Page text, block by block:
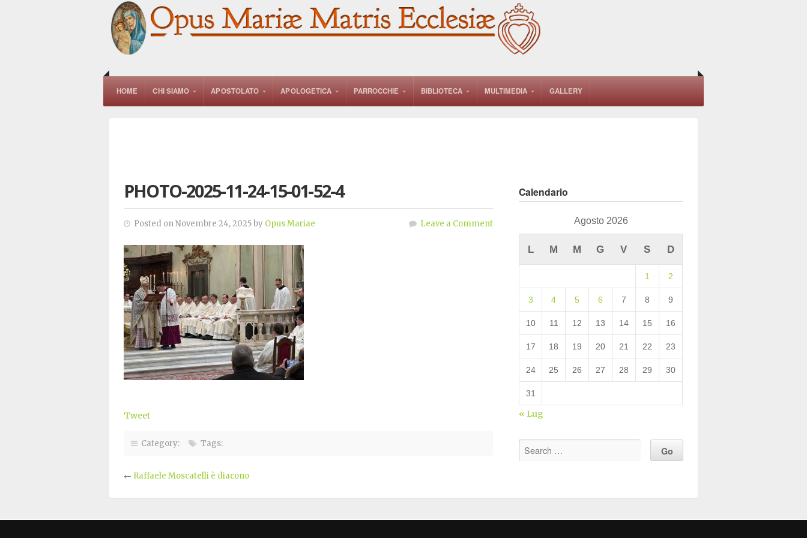
HOME CHI SIAMO APOSTOLATO APOLOGETICA PARROCCHIE BIBLIOTECA MULTIMEDIA GALLERY
PHOTO-2025-11-24-15-01-52-4
Posted on Novembre 24, 2025 by Opus Mariae Leave a Comment
Tweet
Category: Tags:
← Raffaele Moscatelli è diacono
Calendario
Agosto 2026
L M M G V S D
1 2
3 4 5 6 7 8 9
10 11 12 13 14 15 16
17 18 19 20 21 22 23
24 25 26 27 28 29 30
31
« Lug